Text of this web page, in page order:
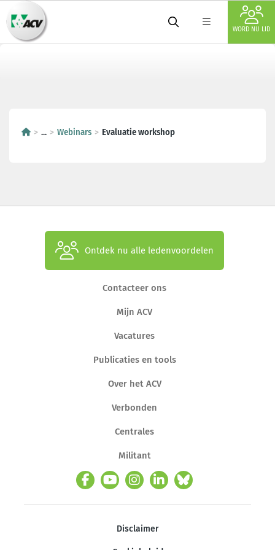
WORD NU LID
... Webinars Evaluatie workshop
Ontdek nu alle ledenvoordelen
Contacteer ons
Mijn ACV
Vacatures
Publicaties en tools
Over het ACV
Verbonden
Centrales
Militant
Disclaimer